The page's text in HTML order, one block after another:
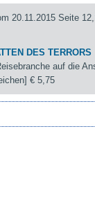
20.11.2015 Seite
DES TERRORS
auf die
€ 5,75